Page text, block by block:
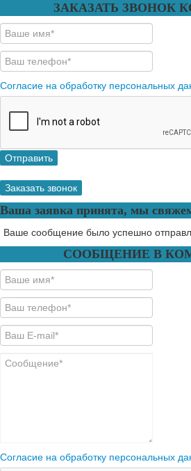
ЗАКАЗАТЬ ЗВОНОК
Согласие на обработку персональных
Отправить
Заказать звонок
Ваша заявка принята, мы
Ваше сообщение было успешно
СООБЩЕНИЕ В
Согласие на обработку персональных